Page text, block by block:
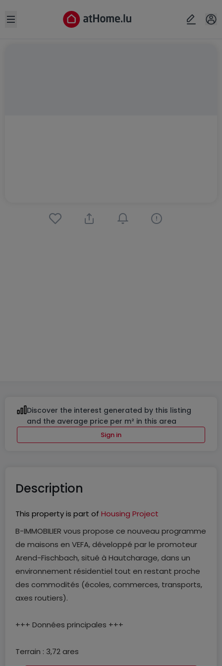
Open sidebar
Discover the interest generated by this listing
and the average price per m² in this area
Sign in
Description
This property is part of Housing Project
B-IMMOBILIER vous propose ce nouveau programme
de maisons en VEFA, développé par le promoteur
Arend-Fischbach, situé à Hautcharage, dans un
environnement résidentiel tout en restant proche
des commodités (écoles, commerces, transports,
axes routiers).
+++ Données principales +++
Terrain : 3,72 ares